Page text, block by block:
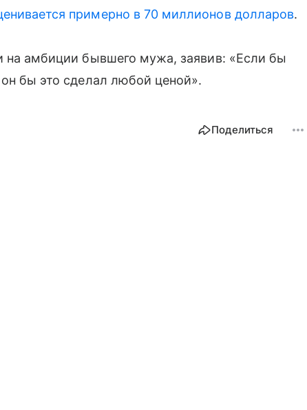
примерно в 70 миллионов долларов.
на амбиции бывшего мужа, заявив: «Если бы
бы это сделал любой ценой».
Поделиться